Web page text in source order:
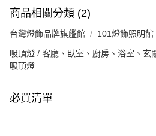
商品相關分類 (2)
台灣燈飾品牌旗艦館 101燈飾照明館
吸頂燈 / 客廳、臥室、廚房、浴室、玄
吸頂燈
必買清單